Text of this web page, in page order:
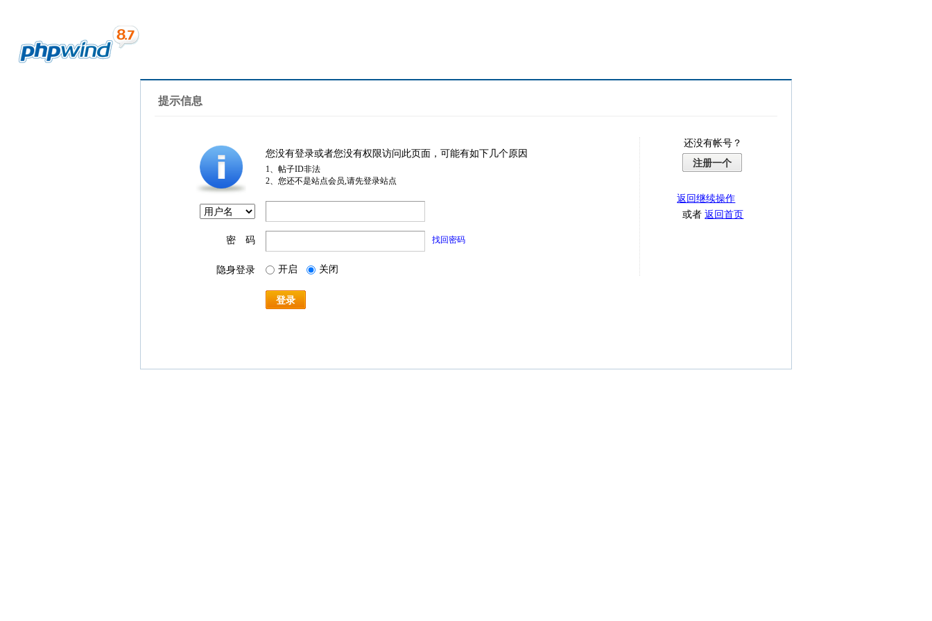
提示信息
您没有登录或者您没有权限访问此页面，可能有如下几个原因
1、帖子ID非法
2、您还不是站点会员,请先登录站点
密 码 找回密码
隐身登录 开启 关闭
登录
还没有帐号？
注册一个
返回继续操作
或者返回首页